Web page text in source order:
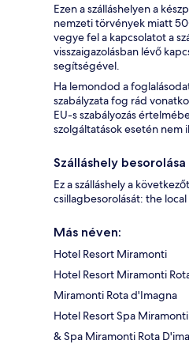
Ezen a szálláshelyen a
nemzeti törvények miatt
vegye fel a kapcsolatot a
visszaigazolásban lévő
segítségével.
Ha lemondod a
szabályzata fog rád
EU-s szabályozás
szolgáltatások esetén nem
Szálláshely besorolása
Ez a szálláshely a
csillagbesorolását: the
Más néven:
Hotel Resort Miramonti
Hotel Resort Miramonti
Miramonti Rota d'Imagna
Hotel Resort Spa Miramonti
& Spa Miramonti Rota